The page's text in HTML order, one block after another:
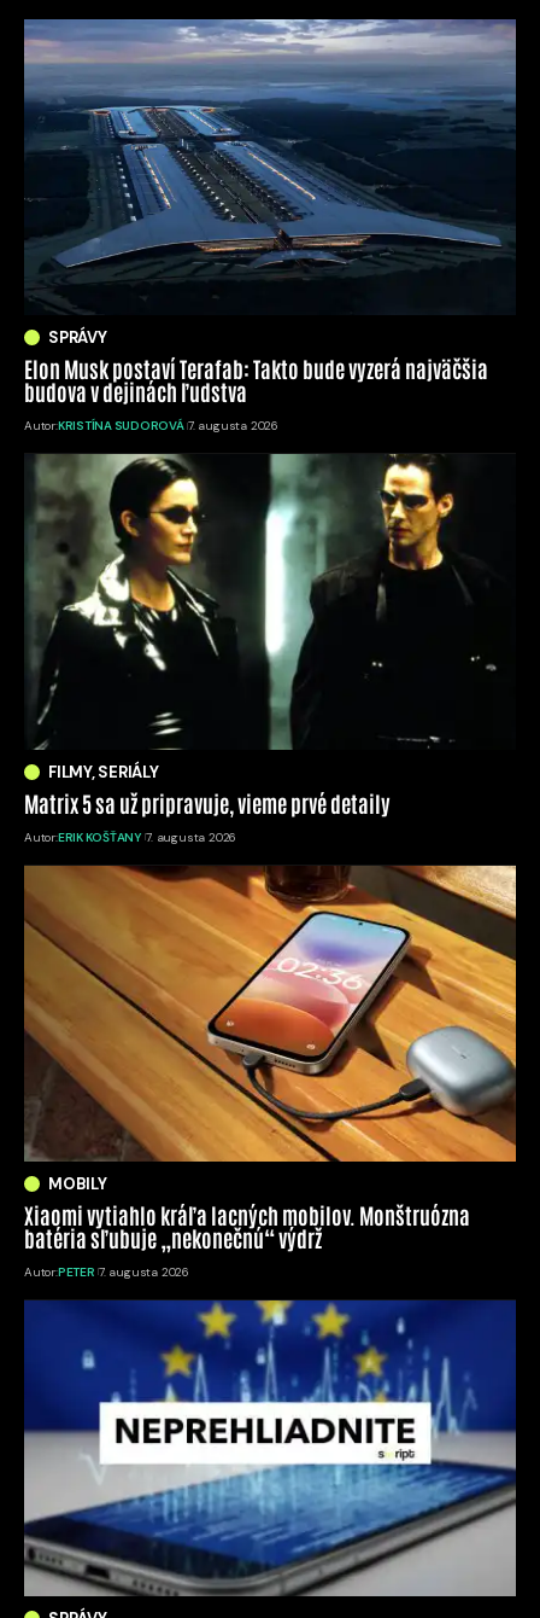
SPRÁVY
Elon Musk postaví Terafab: Takto bude vyzerá najväčšia
budova v dejinách ľudstva
Autor:KRISTÍNA SUDOROVÁ 7. augusta 2026
FILMY, SERIÁLY
Matrix 5 sa už pripravuje, vieme prvé detaily
Autor:ERIK KOŠŤANY 7. augusta 2026
MOBILY
Xiaomi vytiahlo kráľa lacných mobilov. Monštruózna
batéria sľubuje „nekonečnú“ výdrž
Autor:PETER 7. augusta 2026